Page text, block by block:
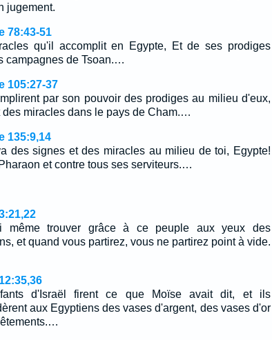
jugement.
78:43-51
qu'il accomplit en Egypte, Et de ses prodiges
campagnes de Tsoan.…
105:27-37
par son pouvoir des prodiges au milieu d'eux,
des miracles dans le pays de Cham.…
135:9,14
des signes et des miracles au milieu de toi, Egypte!
et contre tous ses serviteurs.…
même trouver grâce à ce peuple aux yeux des
et quand vous partirez, vous ne partirez point à vide.
d'Israël firent ce que Moïse avait dit, et ils
aux Egyptiens des vases d'argent, des vases d'or